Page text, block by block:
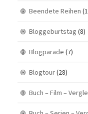
Beendete Reihen
Bloggeburtstag (8)
Blogparade (7)
Blogtour(28)
Buch – Film –